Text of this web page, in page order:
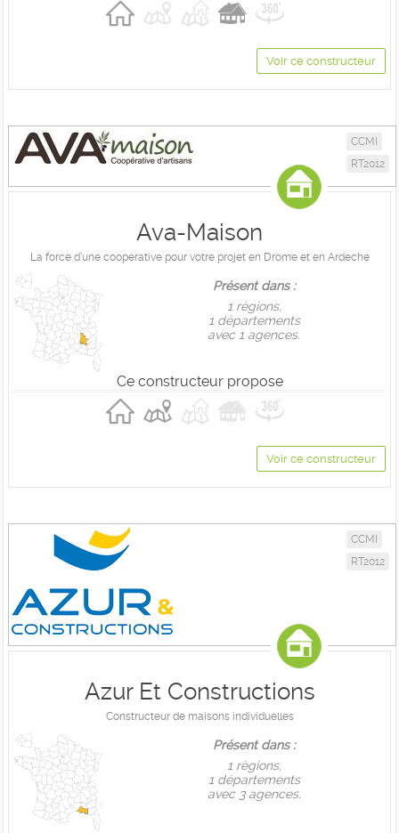
Voir ce constructeur
CCMI
RT2012
Ava-Maison
La force d’une cooperative pour votre projet en Drome et en Ardeche
Présent dans :
1 règions,
1 départements
avec 1 agences.
Ce constructeur propose
Voir ce constructeur
CCMI
RT2012
Azur Et Constructions
Constructeur de maisons individuelles
Présent dans :
1 règions,
1 départements
avec 3 agences.